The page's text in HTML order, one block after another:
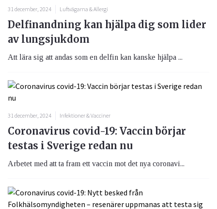
31 december, 2024 Luftvägarna & Allergi
Delfinandning kan hjälpa dig som lider
av lungsjukdom
Att lära sig att andas som en delfin kan kanske hjälpa ...
31 december, 2024 Infektioner & Vacciner
Coronavirus covid-19: Vaccin börjar
testas i Sverige redan nu
Arbetet med att ta fram ett vaccin mot det nya coronavi...